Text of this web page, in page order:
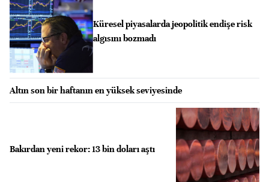
Küresel piyasalarda jeopolitik endişe risk
algısını bozmadı
Altın son bir haftanın en yüksek seviyesinde
Bakırdan yeni rekor: 13 bin doları aştı